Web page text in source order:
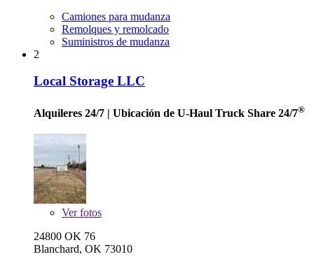
Camiones para mudanza
Remolques y remolcado
Suministros de mudanza
2
Local Storage LLC
Alquileres 24/7 | Ubicación de U-Haul Truck Share 24/7®
Verfotos
24800 OK 76
Blanchard, OK 73010